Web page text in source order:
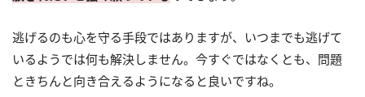
逃げるのも心を守る手段ではありますが、いつまでも逃げて
いるようでは何も解決しません。今すぐではなくとも、問題
ときちんと向き合えるようになると良いですね。